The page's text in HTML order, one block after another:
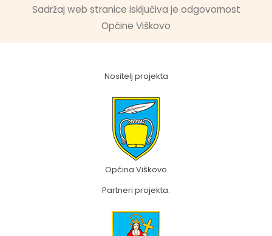
Sadržaj web stranice isključiva je odgovornost
Općine Viškovo
Nositelj projekta
Općina Viškovo
Partneri projekta: